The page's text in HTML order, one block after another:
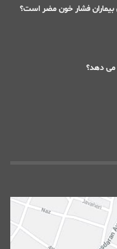
بیماران فشار خون مضر است؟
می دهد؟